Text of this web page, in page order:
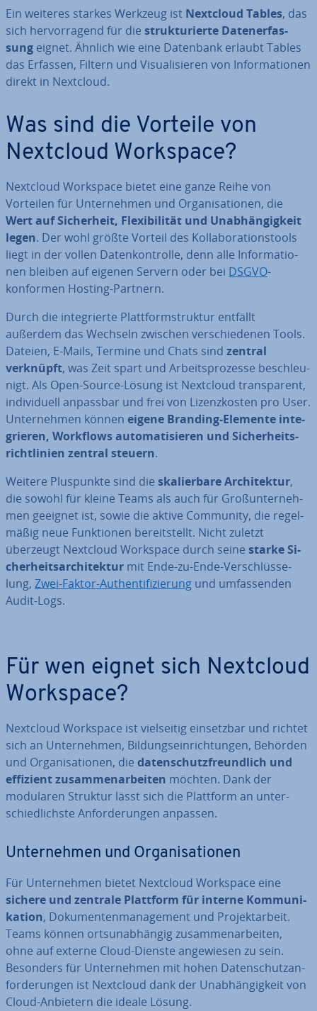
Ein weiteres starkes Werkzeug ist Nextcloud Tables, das
sich her­vor­ra­gend für die struk­tu­rier­te Da­ten­er­fas­
sung eignet. Ähnlich wie eine Datenbank erlaubt Tables
das Erfassen, Filtern und Vi­sua­li­sie­ren von In­for­ma­tio­nen
direkt in Nextcloud.
Was sind die Vorteile von
Nextcloud Workspace?
Nextcloud Workspace bietet eine ganze Reihe von
Vorteilen für Un­ter­neh­men und Or­ga­ni­sa­tio­nen, die
Wert auf Si­cher­heit, Fle­xi­bi­li­tät und Un­ab­hän­gig­keit
legen. Der wohl größte Vorteil des Kol­la­bo­ra­ti­ons­tools
liegt in der vollen Da­ten­kon­trol­le, denn alle In­for­ma­tio­
nen bleiben auf eigenen Servern oder bei DSGVO-
konformen Hosting-Partnern.
Durch die in­te­grier­te Platt­form­struk­tur entfällt
außerdem das Wechseln zwischen ver­schie­de­nen Tools.
Dateien, E-Mails, Termine und Chats sind zentral
verknüpft, was Zeit spart und Ar­beits­pro­zes­se be­schleu­
nigt. Als Open-Source-Lösung ist Nextcloud trans­pa­rent,
in­di­vi­du­ell anpassbar und frei von Li­zenz­kos­ten pro User.
Un­ter­neh­men können eigene Branding-Elemente in­te­
grie­ren, Workflows au­to­ma­ti­sie­ren und Si­cher­heits­
richt­li­ni­en zentral steuern.
Weitere Plus­punk­te sind die ska­lier­ba­re Ar­chi­tek­tur,
die sowohl für kleine Teams als auch für Groß­un­ter­neh­
men geeignet ist, sowie die aktive Community, die re­gel­
mä­ßig neue Funk­tio­nen be­reit­stellt. Nicht zuletzt
überzeugt Nextcloud Workspace durch seine starke Si­
cher­heits­ar­chi­tek­tur mit Ende-zu-Ende-Ver­schlüs­se­
lung, Zwei-Faktor-Au­then­ti­fi­zie­rung und um­fas­sen­den
Audit-Logs.
Für wen eignet sich Nextcloud
Workspace?
Nextcloud Workspace ist viel­sei­tig ein­setz­bar und richtet
sich an Un­ter­neh­men, Bil­dungs­ein­rich­tun­gen, Behörden
und Or­ga­ni­sa­tio­nen, die da­ten­schutz­freund­lich und
effizient zu­sam­men­ar­bei­ten möchten. Dank der
modularen Struktur lässt sich die Plattform an un­ter­
schied­lichs­te An­for­de­run­gen anpassen.
Un­ter­neh­men und Or­ga­ni­sa­tio­nen
Für Un­ter­neh­men bietet Nextcloud Workspace eine
sichere und zentrale Plattform für interne Kom­mu­ni­
ka­ti­on, Do­ku­men­ten­ma­nage­ment und Pro­jekt­ar­beit.
Teams können orts­un­ab­hän­gig zu­sam­men­ar­bei­ten,
ohne auf externe Cloud-Dienste an­ge­wie­sen zu sein.
Besonders für Un­ter­neh­men mit hohen Da­ten­schutz­an­
for­de­run­gen ist Nextcloud dank der Un­ab­hän­gig­keit von
Cloud-Anbietern die ideale Lösung.